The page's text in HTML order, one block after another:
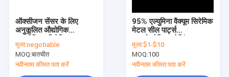
ऑक्सीजन सेंसर के लिए
अनुकूलित औद्योगिक
मूल्य:negotiable
MOQ:बातचीत
नवीनतम कीमत पता करें
95% एल्युमिना वैक्यूम सिरेमिक
मेटल सील पार्ट्स
मूल्य:$1-$10
MOQ:100
नवीनतम कीमत पता करें